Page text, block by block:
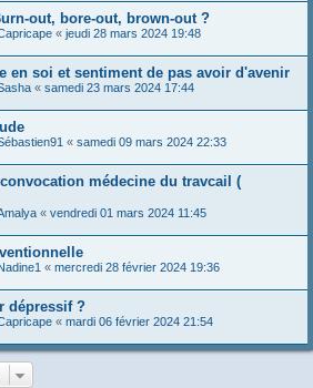
out, bore-out, brown-out ?
« jeudi 28 mars 2024 19:48
en soi et sentiment de pas avoir d'avenir
« samedi 23 mars 2024 17:44
« samedi 09 mars 2024 22:33
médecine du travcail (
« vendredi 01 mars 2024 11:45
« mercredi 28 février 2024 19:36
dépressif ?
« mardi 06 février 2024 21:54